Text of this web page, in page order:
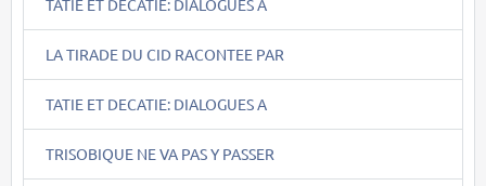
TATIE ET DECATIE: DIALOGUES A
LA TIRADE DU CID RACONTEE PAR
TATIE ET DECATIE: DIALOGUES A
TRISOBIQUE NE VA PAS Y PASSER